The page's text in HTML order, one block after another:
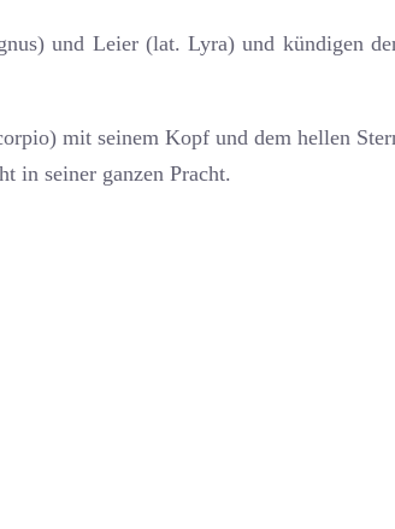
und Leier (lat. Lyra) und kündigen
mit seinem Kopf und dem hellen
in seiner ganzen Pracht.